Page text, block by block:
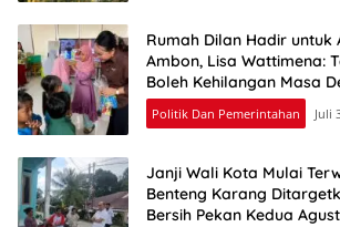
Rumah Dilan Hadir untuk
Ambon, Lisa Wattimena:
Boleh Kehilangan Masa
Politik Dan Pemerintahan Juli
Janji Wali Kota Mulai
Benteng Karang
Bersih Pekan Kedua